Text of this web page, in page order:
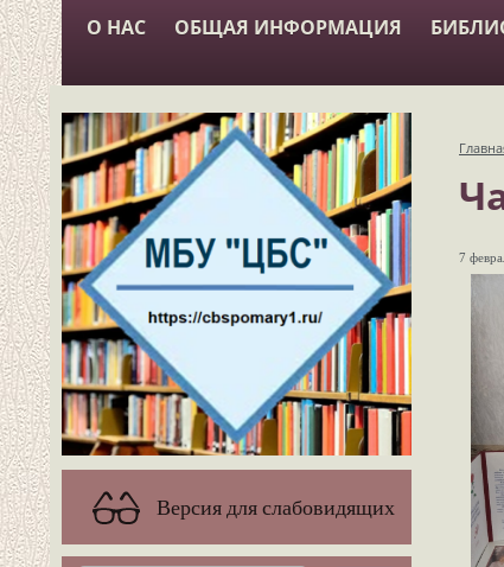
О НАС ОБЩАЯ ИНФОРМАЦИЯ
Версия для слабовидящих
7